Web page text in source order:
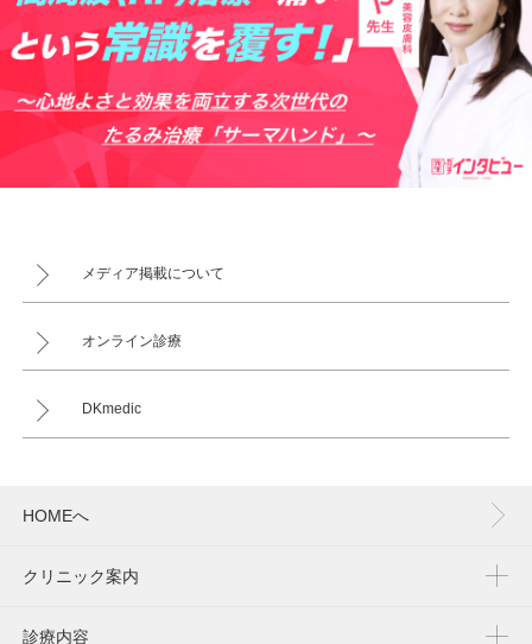
メディア掲載について
オンライン診療
DKmedic
HOMEへ
クリニック案内
診療内容